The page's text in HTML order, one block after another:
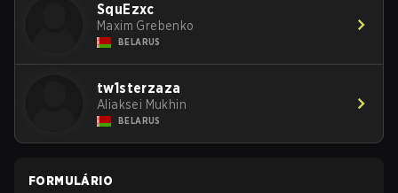
SquEzxc
Maxim Grebenko
BELARUS
tw1sterzaza
Aliaksei Mukhin
BELARUS
FORMULÁRIO